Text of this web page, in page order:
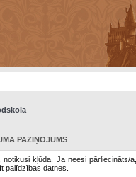
PAZIŅOJUMS
notikusi kļūda. Ja neesi pārliecināts/
palīdzības datnes.